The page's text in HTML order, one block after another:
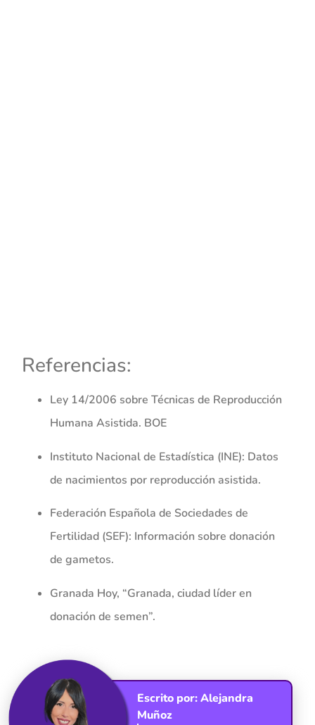
Referencias:
Ley 14/2006 sobre Técnicas de Reproducción
Humana Asistida. BOE
Instituto Nacional de Estadística (INE): Datos
de nacimientos por reproducción asistida.
Federación Española de Sociedades de
Fertilidad (SEF): Información sobre donación
de gametos.
Granada Hoy, “Granada, ciudad líder en
donación de semen”.
Escrito por:Alejandra
Muñoz